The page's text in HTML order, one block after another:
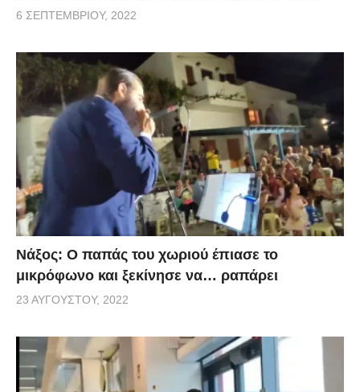
6 ΣΕΠΤΕΜΒΡΊΟΥ, 2022
Νάξος: Ο παπάς του χωριού έπιασε το
μικρόφωνο και ξεκίνησε να… ραπάρει
23 ΑΥΓΟΎΣΤΟΥ, 2022